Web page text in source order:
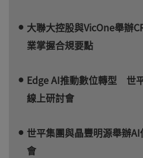
大聯大控股與VicOne舉辦
業掌握合規要點
Edge AI推動數位轉型 世
線上研討會
世平集團與晶豐明源舉辦
會